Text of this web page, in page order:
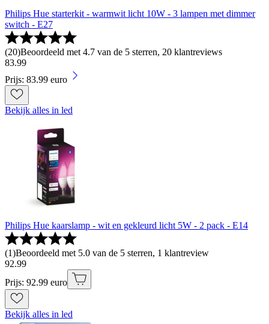
Philips Hue starterkit - warmwit licht 10W - 3 lampen met dimmer
switch - E27
(20)Beoordeeld met 4.7 van de 5 sterren, 20 klantreviews
83.99
Prijs: 83.99 euro
Bekijk alles in led
Philips Hue kaarslamp - wit en gekleurd licht 5W - 2 pack - E14
(1)Beoordeeld met 5.0 van de 5 sterren, 1 klantreview
92.99
Prijs: 92.99 euro
Bekijk alles in led